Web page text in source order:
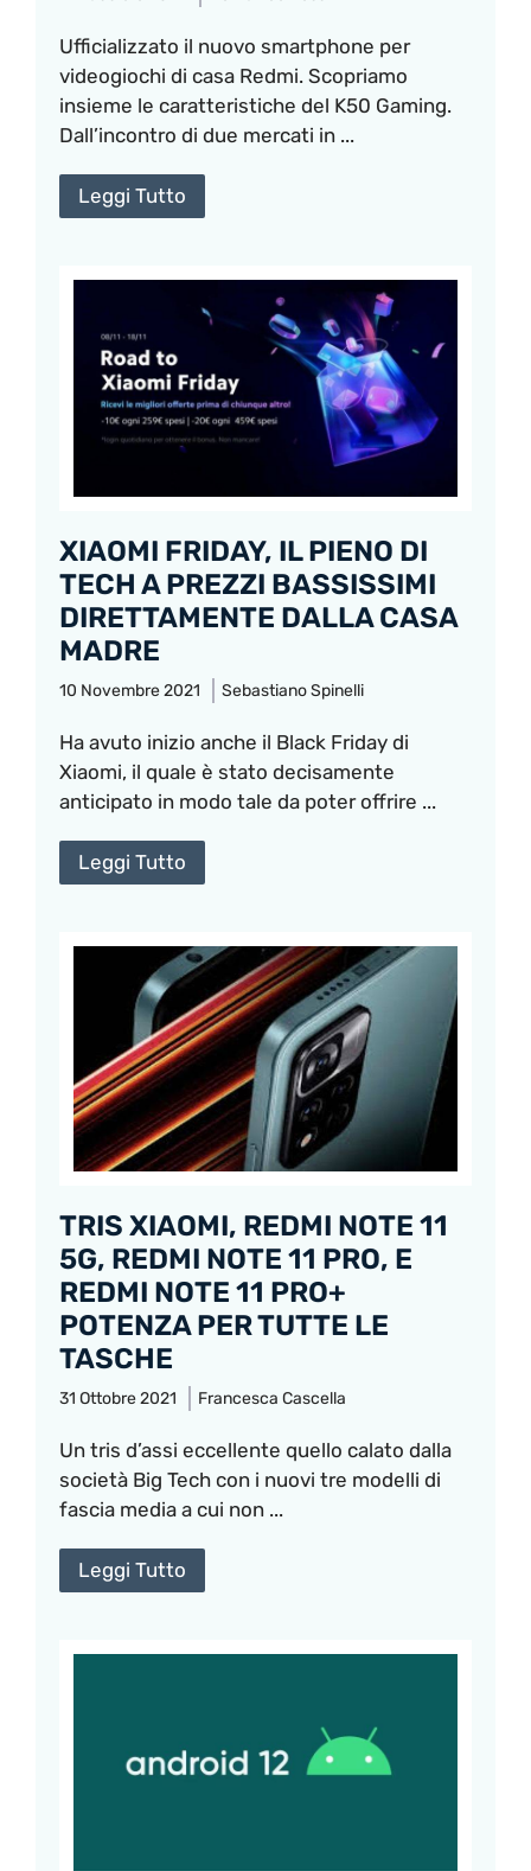
Ufficializzato il nuovo smartphone per
videogiochi di casa Redmi. Scopriamo
insieme le caratteristiche del K50 Gaming.
Dall’incontro di due mercati in ...
Leggi Tutto
XIAOMI FRIDAY, IL PIENO DI
TECH A PREZZI BASSISSIMI
DIRETTAMENTE DALLA CASA
MADRE
10 Novembre 2021 Sebastiano Spinelli
Ha avuto inizio anche il Black Friday di
Xiaomi, il quale è stato decisamente
anticipato in modo tale da poter offrire ...
Leggi Tutto
TRIS XIAOMI, REDMI NOTE 11
5G, REDMI NOTE 11 PRO, E
REDMI NOTE 11 PRO+
POTENZA PER TUTTE LE
TASCHE
31 Ottobre 2021 Francesca Cascella
Un tris d’assi eccellente quello calato dalla
società Big Tech con i nuovi tre modelli di
fascia media a cui non ...
Leggi Tutto